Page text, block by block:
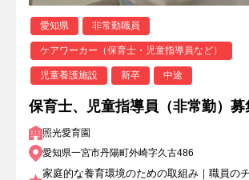
愛知県 非常勤職員
ケアワーカー（保育士・児童指導員など）
児童養護施設 新卒 中途
保育士、児童指導員（非常勤）募
照光愛育園
愛知県一宮市丹陽町外崎字久古486
家庭的な養育環境のための取組み｜職員の